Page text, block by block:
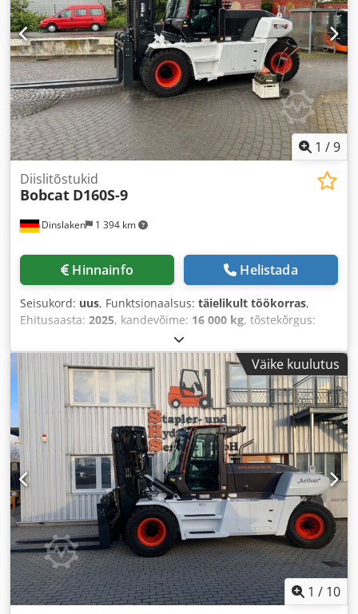
1 /9
Dinslaken 1 394 km
Diislitõstukid
Bobcat D160S-9
Hinnainfo Helistada
Seisukord: uus, Funktsionaalsus: täielikult töökorras,
Ehitusaasta: 2025, kandevõime: 16 000 kg, tõstekõrgus:
, vaba tõstekõrgus:1 815 mm
diisel, masti tüüp:kolmekordne (triplex), ehituskõrgus:
3 360 mm, kahvli pikkus: 2 400 mm, veotüüp:Diesel,
Väike kuulutus
1 / 10